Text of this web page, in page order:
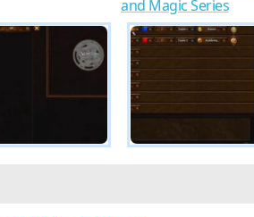
and Magic Series